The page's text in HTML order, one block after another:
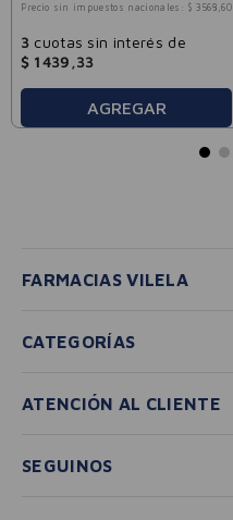
Precio sin impuestos nacionales: $ 3568 ,60
3cuotas sin interés de
$ 1439 33
AGREGAR
FARMACIAS VILELA
CATEGORÍAS
ATENCIÓN AL CLIENTE
SEGUINOS